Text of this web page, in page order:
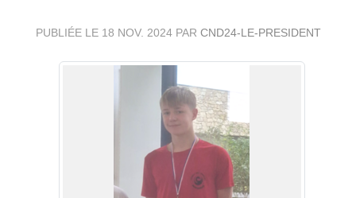
PUBLIÉE LE 18 NOV. 2024PAR CND24-LE-PRESIDENT